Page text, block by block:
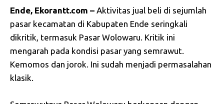
Ende, Ekorantt.com – Aktivitas jual beli di sejumlah
pasar kecamatan di Kabupaten Ende seringkali
dikritik, termasuk Pasar Wolowaru. Kritik ini
mengarah pada kondisi pasar yang semrawut.
Kemomos dan jorok. Ini sudah menjadi permasalahan
klasik.